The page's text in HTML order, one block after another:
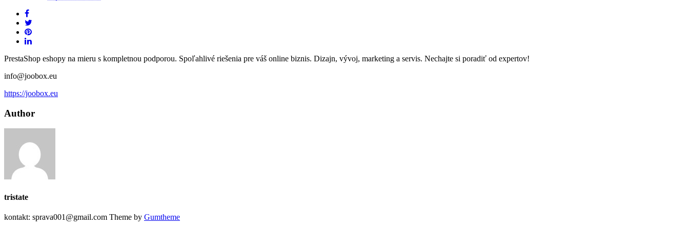
PrestaShop eshopy na mieru s kompletnou podporou. Spoľahlivé riešenia pre váš online biznis. Dizajn, vývoj, marketing a servis. Nechajte si poradiť od expertov!
info@joobox.eu
https://joobox.eu
Author
tristate
kontakt: sprava001@gmail.com Theme by Gumtheme